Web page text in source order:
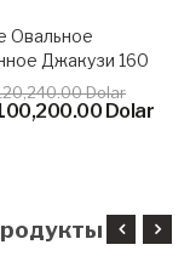
Овальное
Джакузи 160
Dolar
Dolar